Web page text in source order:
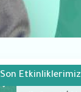
Son Etkinliklerimiz